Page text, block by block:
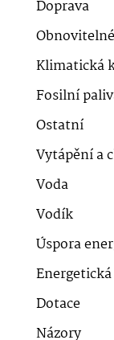
Doprava
Klimatická
Fosilní
Ostatní
Vytápění a
Voda
Vodík
Úspora
Dotace
Názory